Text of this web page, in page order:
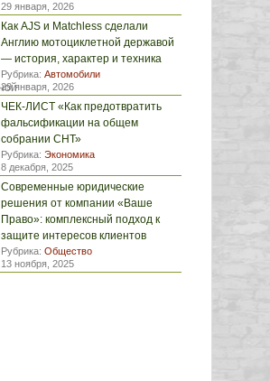
29 января, 2026
Как AJS и Matchless сделали
Англию мотоциклетной державой
— история, характер и техника
Рубрика: Автомобили
29 января, 2026
ЧЕК-ЛИСТ «Как предотвратить
фальсификации на общем
собрании СНТ»
Рубрика: Экономика
8 декабря, 2025
Современные юридические
решения от компании «Ваше
Право»: комплексный подход к
защите интересов клиентов
Рубрика: Общество
13 ноября, 2025